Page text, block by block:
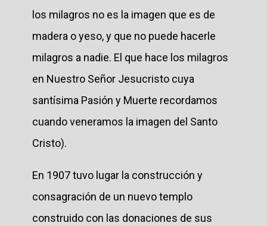
los milagros no es la imagen que es de
madera o yeso, y que no puede hacerle
milagros a nadie. El que hace los milagros
en Nuestro Señor Jesucristo cuya
santísima Pasión y Muerte recordamos
cuando veneramos la imagen del Santo
Cristo).
En 1907 tuvo lugar la construcción y
consagración de un nuevo templo
construido con las donaciones de sus